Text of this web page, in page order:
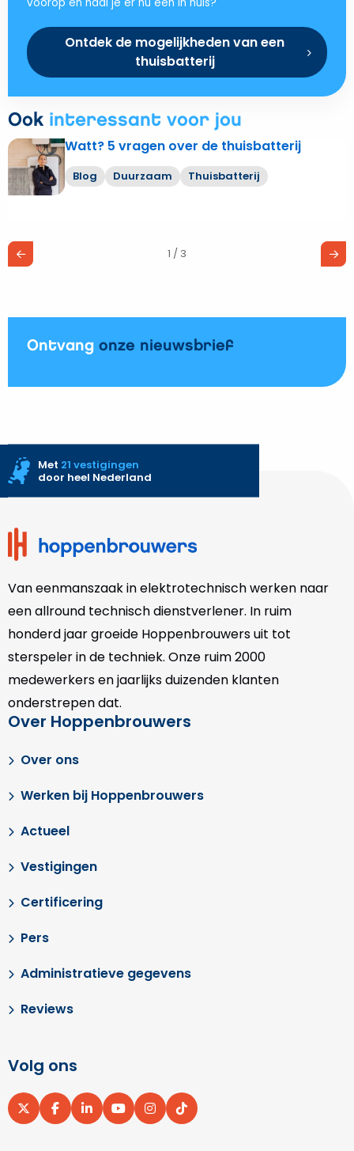
Ontdek de mogelijkheden van een
thuisbatterij
Ook interessant voor jou
Watt? 5 vragen over de thuisbatterij
Blog Duurzaam Thuisbatterij
Lees
meer
over
vragen
over
1 / 3
Ontvang onze nieuwsbrief
Site
Met 21 vestigingen
door heel Nederland
Van eenmanszaak in elektrotechnisch werken naar
een allround technisch dienstverlener. In ruim
honderd jaar groeide Hoppenbrouwers uit tot
sterspeler in de techniek. Onze ruim 2000
medewerkers en jaarlijks duizenden klanten
onderstrepen dat.
Over Hoppenbrouwers
Over ons
Werken bij Hoppenbrouwers
Actueel
Vestigingen
Certificering
Pers
Administratieve gegevens
Reviews
Volg ons
Ga
Ga
Ga
Ga
Ga
Ga